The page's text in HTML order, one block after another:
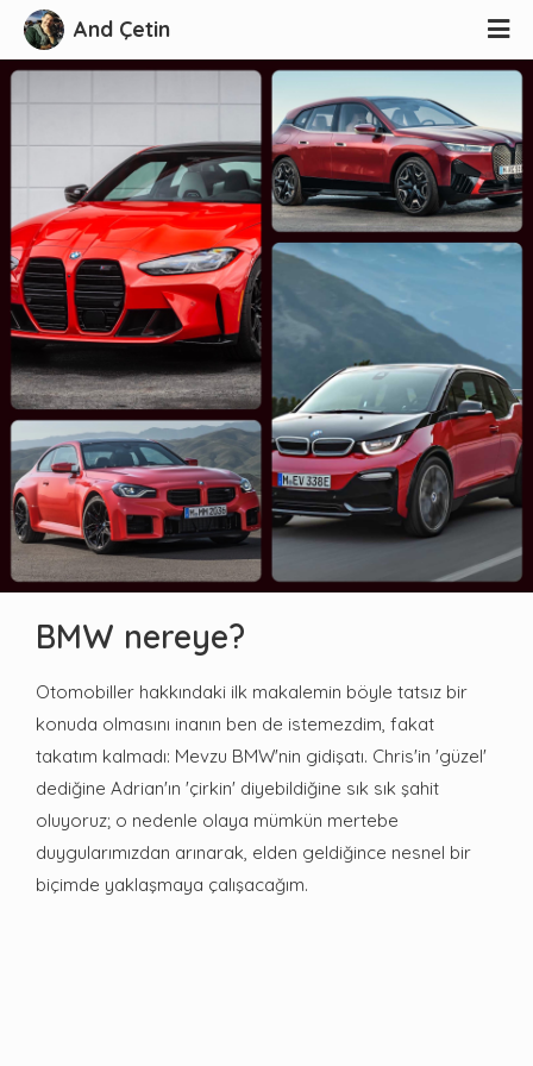
And Çetin
BMW nereye?
Otomobiller hakkındaki ilk makalemin böyle tatsız bir
konuda olmasını inanın ben de istemezdim, fakat
takatım kalmadı: Mevzu BMW'nin gidişatı. Chris'in 'güzel'
dediğine Adrian'ın 'çirkin' diyebildiğine sık sık şahit
oluyoruz; o nedenle olaya mümkün mertebe
duygularımızdan arınarak, elden geldiğince nesnel bir
biçimde yaklaşmaya çalışacağım.